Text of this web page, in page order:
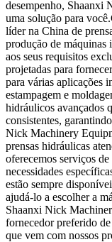
desempenho,
uma solução para
líder na China de
produção de máquinas
aos seus requisitos
projetadas para
para várias aplicações
estampagem e
hidráulicos avançados
consistentes,
Nick Machinery
prensas hidráulicas
oferecemos serviços
necessidades
estão sempre
ajudá-lo a escolher a
Shaanxi Nick
fornecedor preferido
que vem com nossos